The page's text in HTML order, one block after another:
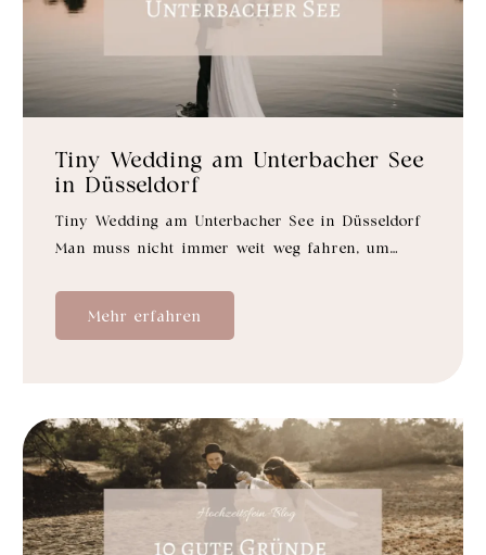
Tiny Wedding am Unterbacher See
in Düsseldorf
Tiny Wedding am Unterbacher See in Düsseldorf
Man muss nicht immer weit weg fahren, um…
Mehr erfahren